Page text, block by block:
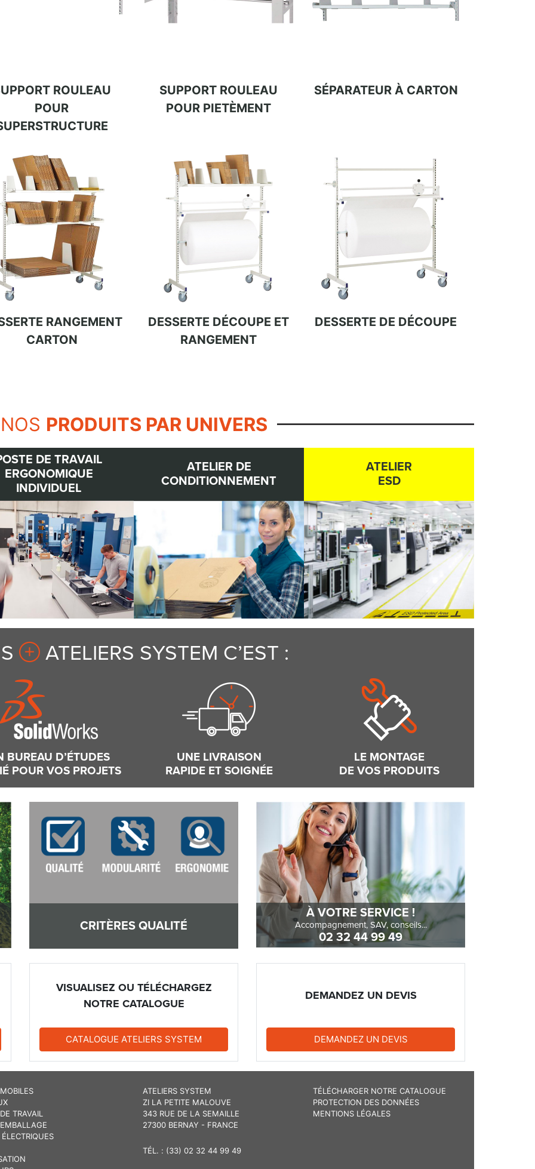
ROULEAU
POUR
SUPPORT ROULEAU
POUR PIETÈMENT
SÉPARATEUR À CARTON
RANGEMENT
CARTON
DESSERTE DÉCOUPE ET
RANGEMENT
DESSERTE DE DÉCOUPE
NOS PRODUITS PAR UNIVERS
DE TRAVAIL
ERGONOMIQUE
INDIVIDUEL
ATELIER DE
CONDITIONNEMENT
ATELIER
ESD
ATELIERS SYSTEM C’EST :
BUREAU D’ÉTUDES
POUR VOS PROJETS
UNE LIVRAISON
RAPIDE ET SOIGNÉE
LE MONTAGE
DE VOS PRODUITS
CRITÈRES QUALITÉ
À VOTRE SERVICE !
Accompagnement, SAV, conseils...
02 32 44 99 49
VISUALISEZ OU TÉLÉCHARGEZ
NOTRE CATALOGUE
CATALOGUE ATELIERS SYSTEM
DEMANDEZ UN DEVIS
DEMANDEZ UN DEVIS
TRAVAIL
ATELIERS SYSTEM
ZI LA PETITE MALOUVE
343 RUE DE LA SEMAILLE
27300 BERNAY - FRANCE
TÉL. : (33) 02 32 44 99 49
TÉLÉCHARGER NOTRE CATALOGUE
PROTECTION DES DONNÉES
MENTIONS LÉGALES